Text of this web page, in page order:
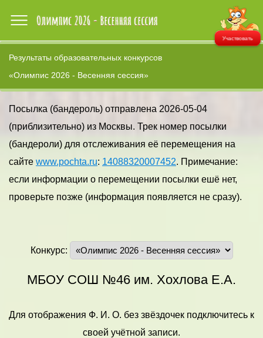
Участвовать
Результаты образовательных конкурсов
«Олимпис 2026 - Весенняя сессия»
Посылка (бандероль) отправлена 2026-05-04
(приблизительно) из Москвы. Трек номер посылки
(бандероли) для отслеживания её перемещения на
сайте www.pochta.ru: 14088320007452. Примечание:
если информации о перемещении посылки ешё нет,
проверьте позже (информация появляется не сразу).
Конкурс:
МБОУ СОШ №46 им. Хохлова Е.А.
Для отображения Ф. И. О. без звёздочек подключитесь к
своей учётной записи.